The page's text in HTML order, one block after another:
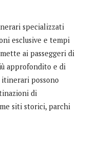
specializzati
esclusive e tempi
ai passeggeri di
approfondito e di
possono
di
siti storici, parchi